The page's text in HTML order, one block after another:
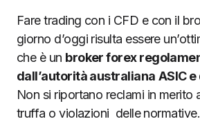
Fare trading con i CFD e con il
giorno d’oggi risulta essere
che è un broker forex
dall’autorità australiana ASIC
Non si riportano reclami in merito
truffa o violazioni delle